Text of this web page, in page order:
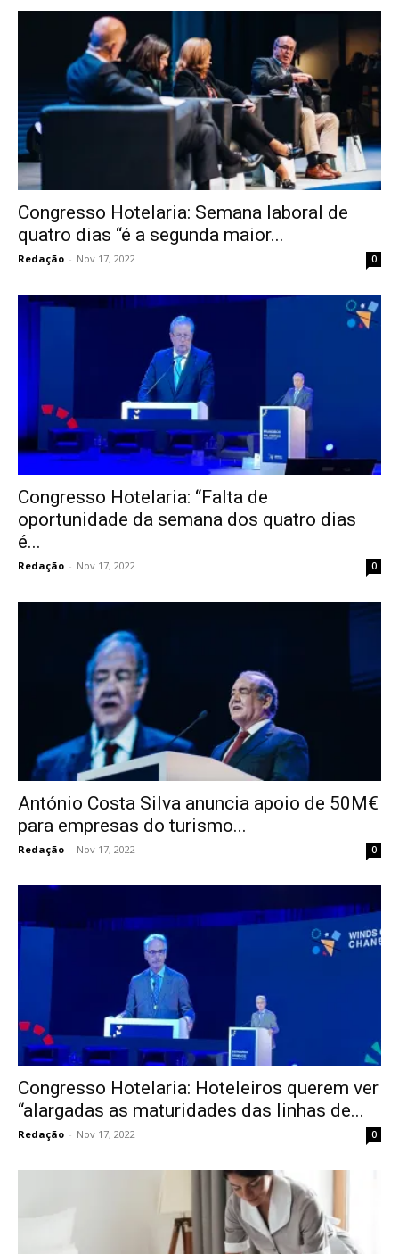
Congresso Hotelaria: Semana laboral de
quatro dias “é a segunda maior...
Redação - Nov 17, 2022 0
Congresso Hotelaria: “Falta de
oportunidade da semana dos quatro dias
é...
Redação - Nov 17, 2022 0
António Costa Silva anuncia apoio de 50M€
para empresas do turismo...
Redação - Nov 17, 2022 0
Congresso Hotelaria: Hoteleiros querem ver
“alargadas as maturidades das linhas de...
Redação - Nov 17, 2022 0